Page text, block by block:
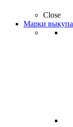
Close
Марки выкупа